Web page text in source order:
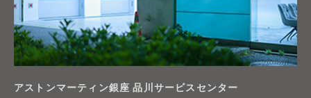
アストンマーティン銀座 品川サービスセンター